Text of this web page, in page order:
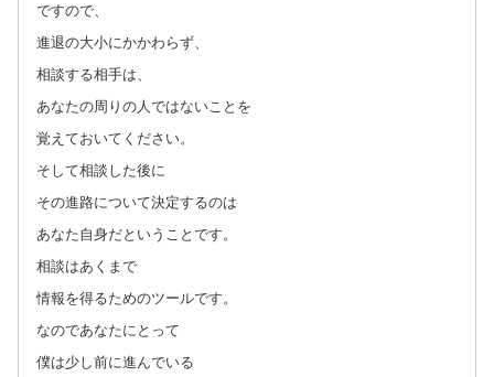
ですので、
進退の大小にかかわらず、
相談する相手は、
あなたの周りの人ではないことを
覚えておいてください。
そして相談した後に
その進路について決定するのは
あなた自身だということです。
相談はあくまで
情報を得るためのツールです。
なのであなたにとって
僕は少し前に進んでいる